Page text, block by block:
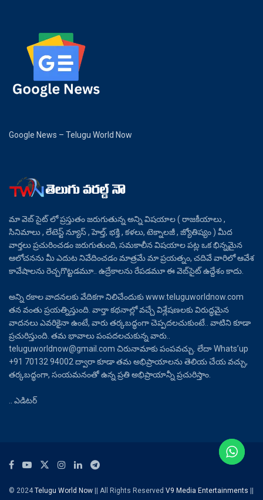
Google News – Telugu World Now
మా వెబ్ సైట్ లో ప్రస్తుతం జరుగుతున్న అన్ని విషయాల ( రాజకీయాలు ,
సినిమాలు , లేటెస్ట్ న్యూస్ , హెల్త్, భక్తి , కళలు, టెక్నాలజీ , జ్యోతిష్యం ) మీద
వార్తలు ప్రచురించడం జరుగుతుంది, సమకాలీన విషయాల పట్ల ఒక భిన్నమైన
ఆలోచనను మీ ఎదుట నివేదించడం మాత్రమే మా ప్రయత్నం, చదివే వారిలో ఆవేశ
కావేషాలను రెచ్చగొట్టడమూ.. ఉద్రేకాలను రేపడమూ ఈ వెబ్‌సైట్ ఉద్దేశం కాదు.
అన్ని రకాల వాదనలకు వేదికగా నిలిచేందుకు www.teluguworldnow.com
తన వంతు ప్రయత్నిస్తుంది. వార్తా కథనాల్లో వచ్చే విశ్లేషణలకు విరుద్ధమైన
వాదనలు ఎవరికైనా ఉంటే, వారు తర్కబద్ధంగా చెప్పదలచుకుంటే.. వాటిని కూడా
ప్రచురిస్తుంది. తమ భావాలు పంపదలచుకున్న వారు..
teluguworldnow@gmail.com చిరునామాకు పంపవచ్చు. లేదా Whats’up
+91 70132 94002 ద్వారా కూడా తమ అభిప్రాయాలను తెలియ చేయ వచ్చు,
తర్కబద్ధంగా, సంయమనంతో ఉన్న ప్రతి అభిప్రాయాన్నీ ప్రచురిస్తాం.
.. ఎడిటర్
© 2024Telugu World Now || All Rights Reserved V9 Media Entertainments